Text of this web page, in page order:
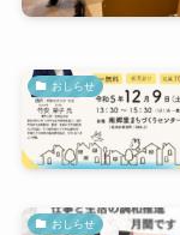
おしらせ
おしらせ